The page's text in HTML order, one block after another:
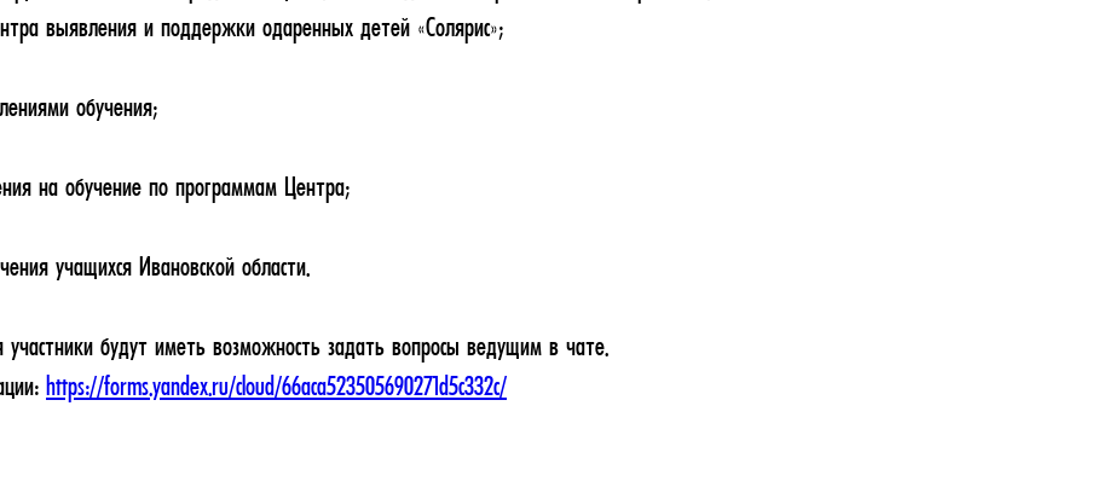
выявления и поддержки одаренных детей «Солярис»;
обучения;
на обучение по программам Центра;
учащихся Ивановской области.
участники будут иметь возможность задать вопросы ведущим в чате.
https://forms.yandex.ru/cloud/66aca523505690271d5c332c/